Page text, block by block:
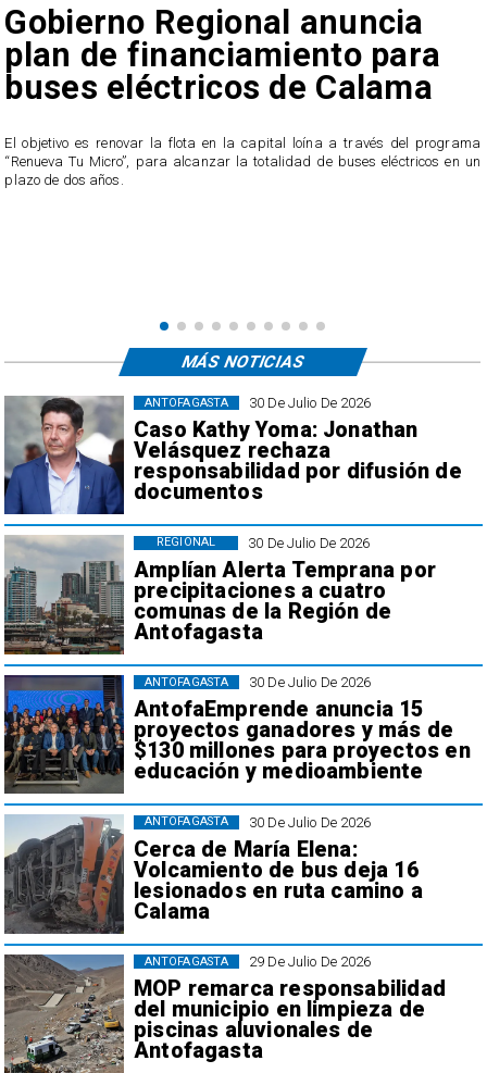
Gobierno Regional anuncia
plan de financiamiento para
buses eléctricos de Calama
El objetivo es renovar la flota en la capital loína a través del programa
“Renueva Tu Micro”, para alcanzar la totalidad de buses eléctricos en un
plazo de dos años.
30 De Julio De 2026
Caso Kathy Yoma: Jonathan
Velásquez rechaza
responsabilidad por difusión de
documentos
ANTOFAGASTA
30 De Julio De 2026
Amplían Alerta Temprana por
precipitaciones a cuatro
comunas de la Región de
Antofagasta
REGIONAL
30 De Julio De 2026
AntofaEmprende anuncia 15
proyectos ganadores y más de
$130 millones para proyectos en
educación y medioambiente
ANTOFAGASTA
30 De Julio De 2026
Cerca de María Elena:
Volcamiento de bus deja 16
lesionados en ruta camino a
Calama
ANTOFAGASTA
29 De Julio De 2026
MOP remarca responsabilidad
del municipio en limpieza de
piscinas aluvionales de
Antofagasta
ANTOFAGASTA
MÁS NOTICIAS